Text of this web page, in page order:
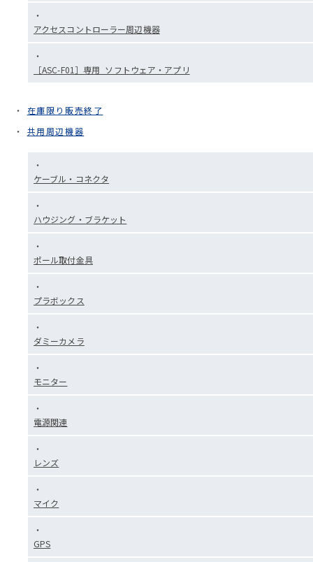
アクセスコントローラー周辺機器
［ASC-F01］専用_ソフトウェア・アプリ
在庫限り販売終了
共用周辺機器
ケーブル・コネクタ
ハウジング・ブラケット
ポール取付金具
プラボックス
ダミーカメラ
モニター
電源関連
レンズ
マイク
GPS